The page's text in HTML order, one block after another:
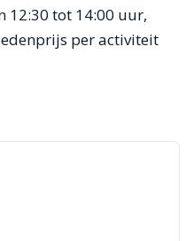
12:30 tot 14:00 uur,
per activiteit